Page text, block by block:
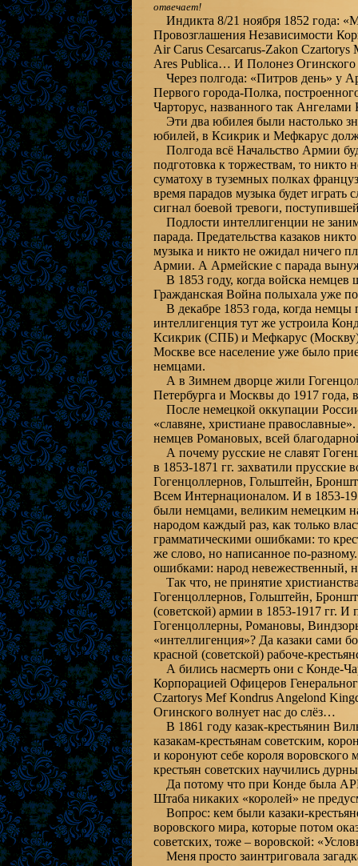
отвечает!
Индикта 8/21 ноября 1852 года:
Провозглашения Независимости
Air Carus Cesarcarus-Zakon
Ares Publica… И Полонез Огинского
Через полгода: «Питров день» у
Первого города-Полка,
Чарторус, названного так
Эти два юбилея были настолько
юбилей, в Ксикрик и Мефкарус
Полгода всё Начальство Армии
подготовка к торжествам, то никто
суматоху в туземных полках
время парадов музыка будет
сигнал боевой тревоги,
Подлости интеллигенции не
парада. Предательства казаков
музыка и никто не ожидал ничего
Армии. А Армейские с парада
В 1853 году, когда войска
Гражданская Война полыхала уже по
В декабре 1853 года, когда
интеллигенция тут же устроила
Ксикрик (СПБ) и Мефкарус
Москве все население уже было
немцами.
А в Зимнем дворце жили
Петербурга и Москвы до 1917 года,
После немецкой оккупации
«славяне, христиане
немцев Романовых, всей
А почему русские не славят
в 1853-1871 гг. захватили прусские
Гогенцоллернов, Гольштейн,
Всем Интернационалом. И в 1853-
были немцами, великим немецким
народом каждый раз, как только
грамматическими ошибками: то
же слово, но написанное по-
ошибками: народ невежественный,
Так что, не принятие
Гогенцоллернов, Гольштейн,
(советской) армии в 1853-1917 гг. И
Гогенцоллерны, Романовы,
«интеллигенция»? Да казаки сами
красной (советской) рабоче-
А бились насмерть они с Конде-
Корпорацией Офицеров
Czartorys Mef Kondrus Angelond
Огинского волнует нас до слёз…
В 1861 году казак-крестьянин
казакам-крестьянам советским,
и коронуют себе короля воровского
крестьян советских научились
Да потому что при Конде была
Штаба никаких «королей» не
Вопрос: кем были казаки-
воровского мира, которые потом
советских, тоже – воровской:
Меня просто заинтриговала